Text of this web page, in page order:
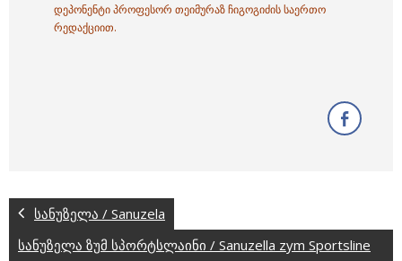
დეპონენტი პროფესორ თეიმურაზ ჩიგოგიძის საერთო
რედაქციით.
სანუზელა / Sanuzela
სანუზელა ზუმ სპორტსლაინი / Sanuzella zym Sportsline